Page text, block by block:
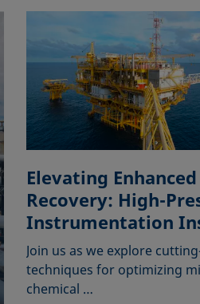
Elevating
Recovery: High-
Instrumentation
Join us as we explore
techniques for optimizing
chemical …